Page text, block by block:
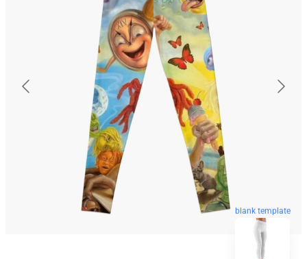
blank template